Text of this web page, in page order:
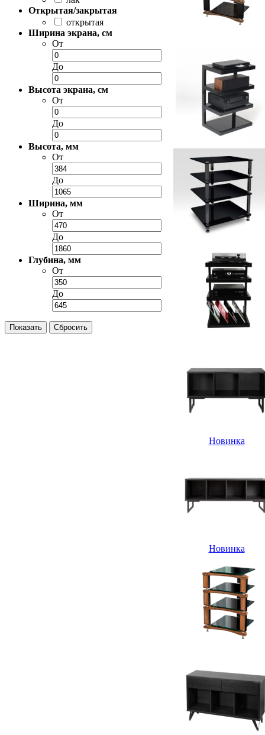
Открытая/закрытая
открытая
Ширина экрана, см
От
До
Высота экрана, см
От
До
Высота, мм
От
До
Ширина, мм
От
До
Глубина, мм
От
До
Новинка
Новинка